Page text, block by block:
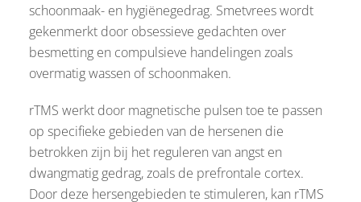
schoonmaak- en hygiënegedrag. Smetvrees wordt
gekenmerkt door obsessieve gedachten over
besmetting en compulsieve handelingen zoals
overmatig wassen of schoonmaken.
rTMS werkt door magnetische pulsen toe te passen
op specifieke gebieden van de hersenen die
betrokken zijn bij het reguleren van angst en
dwangmatig gedrag, zoals de prefrontale cortex.
Door deze hersengebieden te stimuleren, kan rTMS